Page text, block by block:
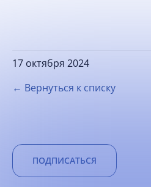
17 октября 2024
← Вернуться к списку
ПОДПИСАТЬСЯ